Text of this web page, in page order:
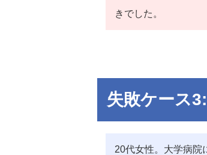
きでした。
失敗ケース
20代女性。大学病院